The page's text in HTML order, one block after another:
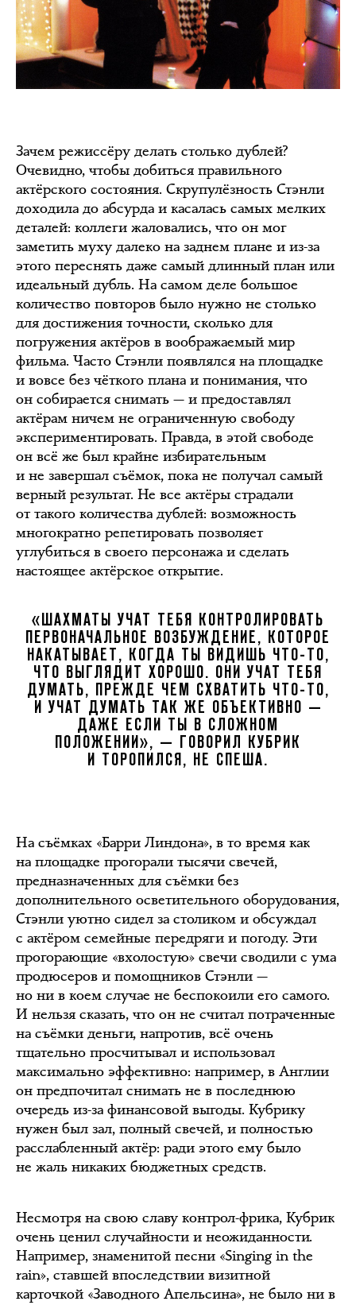
Зачем режиссёру делать столько дублей?
Очевидно, чтобы добиться правильного
актёрского состояния. Скрупулёзность Стэнли
доходила до абсурда и касалась самых мелких
деталей: коллеги жаловались, что он мог
заметить муху далеко на заднем плане и из-за
этого переснять даже самый длинный план или
идеальный дубль. На самом деле большое
количество повторов было нужно не столько
для достижения точности, сколько для
погружения актёров в воображаемый мир
фильма. Часто Стэнли появлялся на площадке
и вовсе без чёткого плана и понимания, что
он собирается снимать — и предоставлял
актёрам ничем не ограниченную свободу
экспериментировать. Правда, в этой свободе
он всё же был крайне избирательным
и не завершал съёмок, пока не получал самый
верный результат. Не все актёры страдали
от такого количества дублей: возможность
многократно репетировать позволяет
углубиться в своего персонажа и сделать
настоящее актёрское открытие.
«ШАХМАТЫ УЧАТ ТЕБЯ КОНТРОЛИРОВАТЬ
ПЕРВОНАЧАЛЬНОЕ ВОЗБУЖДЕНИЕ, КОТОРОЕ
НАКАТЫВАЕТ, КОГДА ТЫ ВИДИШЬ ЧТО-ТО,
ЧТО ВЫГЛЯДИТ ХОРОШО. ОНИ УЧАТ ТЕБЯ
ДУМАТЬ, ПРЕЖДЕ ЧЕМ СХВАТИТЬ ЧТО-ТО,
И УЧАТ ДУМАТЬ ТАК ЖЕ ОБЪЕКТИВНО —
ДАЖЕ ЕСЛИ ТЫ В СЛОЖНОМ
ПОЛОЖЕНИИ», — ГОВОРИЛ КУБРИК
И ТОРОПИЛСЯ, НЕ СПЕША.
На съёмках «Барри Линдона», в то время как
на площадке прогорали тысячи свечей,
предназначенных для съёмки без
дополнительного осветительного оборудования,
Стэнли уютно сидел за столиком и обсуждал
с актёром семейные передряги и погоду. Эти
прогорающие «вхолостую» свечи сводили с ума
продюсеров и помощников Стэнли —
но ни в коем случае не беспокоили его самого.
И нельзя сказать, что он не считал потраченные
на съёмки деньги, напротив, всё очень
тщательно просчитывал и использовал
максимально эффективно: например, в Англии
он предпочитал снимать не в последнюю
очередь из-за финансовой выгоды. Кубрику
нужен был зал, полный свечей, и полностью
расслабленный актёр: ради этого ему было
не жаль никаких бюджетных средств.
Несмотря на свою славу контрол-фрика, Кубрик
очень ценил случайности и неожиданности.
Например, знаменитой песни «Singing in the
rain», ставшей впоследствии визитной
карточкой «Заводного Апельсина», не было ни в